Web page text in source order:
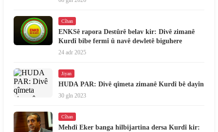
Cîhan
ENKSê rapora Destûrê belav kir: Divê zimanê
Kurdî bibe fermî û navê dewletê biguhere
24 adr 2025
Jiyan
HUDA PAR: Divê qîmeta zimanê Kurdî bê dayîn
30 gln 2023
Cîhan
Mehdî Eker banga hilbijartina dersa Kurdî kir: